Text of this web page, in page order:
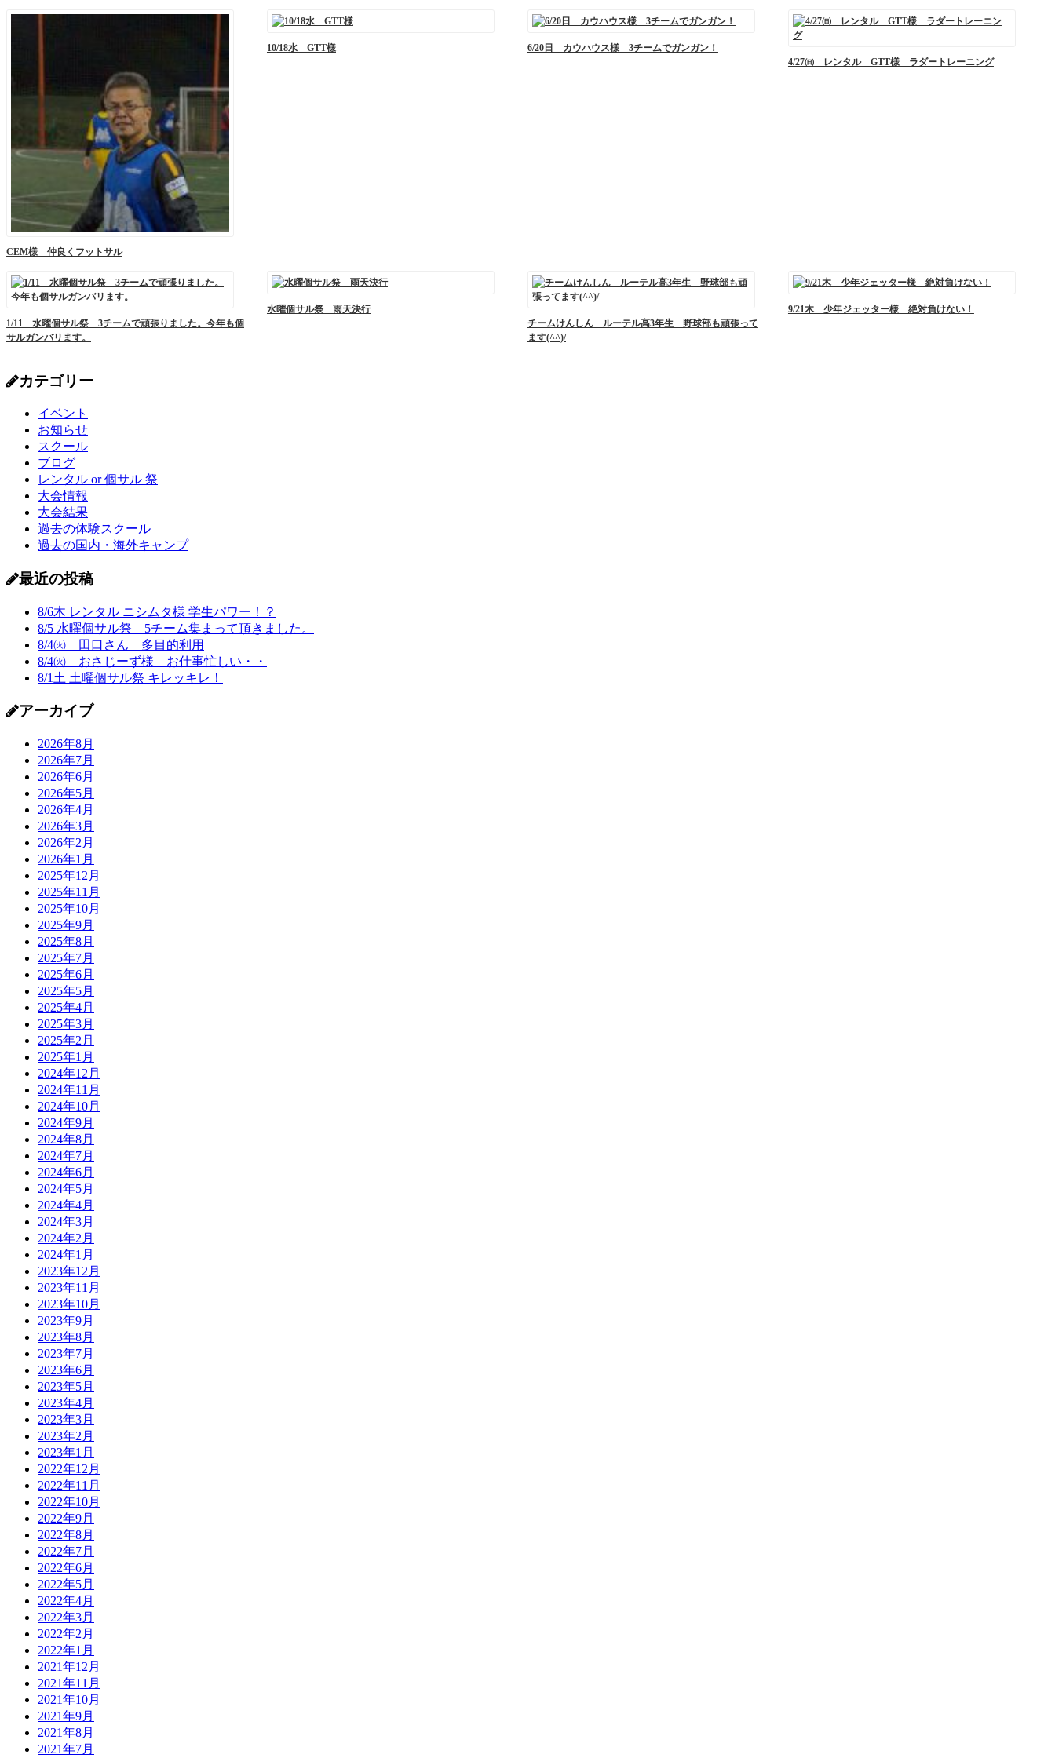
CEM様 仲良くフットサル
10/18水 GTT様
6/20日 カウハウス様 3チームでガンガン！
4/27㈰ レンタル GTT様 ラダートレーニング
1/11 水曜個サル祭 3チームで頑張りました。今年も個
サルガンバリます。
水曜個サル祭 雨天決行
チームけんしん ルーテル高3年生 野球部も頑張って
ます(^^)/
9/21木 少年ジェッター様 絶対負けない！
カテゴリー
イベント
お知らせ
スクール
ブログ
レンタル or 個サル 祭
大会情報
大会結果
過去の体験スクール
過去の国内・海外キャンプ
最近の投稿
8/6木 レンタル ニシムタ様 学生パワー！？
8/5 水曜個サル祭 5チーム集まって頂きました。
8/4㈫ 田口さん 多目的利用
8/4㈫ おさじーず様 お仕事忙しい・・
8/1土 土曜個サル祭 キレッキレ！
アーカイブ
2026年8月
2026年7月
2026年6月
2026年5月
2026年4月
2026年3月
2026年2月
2026年1月
2025年12月
2025年11月
2025年10月
2025年9月
2025年8月
2025年7月
2025年6月
2025年5月
2025年4月
2025年3月
2025年2月
2025年1月
2024年12月
2024年11月
2024年10月
2024年9月
2024年8月
2024年7月
2024年6月
2024年5月
2024年4月
2024年3月
2024年2月
2024年1月
2023年12月
2023年11月
2023年10月
2023年9月
2023年8月
2023年7月
2023年6月
2023年5月
2023年4月
2023年3月
2023年2月
2023年1月
2022年12月
2022年11月
2022年10月
2022年9月
2022年8月
2022年7月
2022年6月
2022年5月
2022年4月
2022年3月
2022年2月
2022年1月
2021年12月
2021年11月
2021年10月
2021年9月
2021年8月
2021年7月